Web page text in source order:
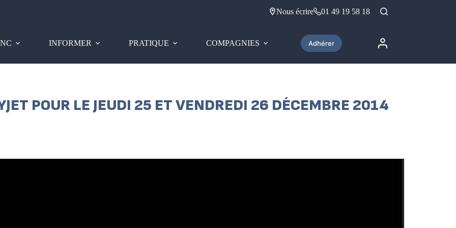
Nous écrire 01 49 19 58 18
INFORMER PRATIQUE COMPAGNIES Adhérer
POUR LE JEUDI 25 ET VENDREDI 26 DÉCEMBRE 2014